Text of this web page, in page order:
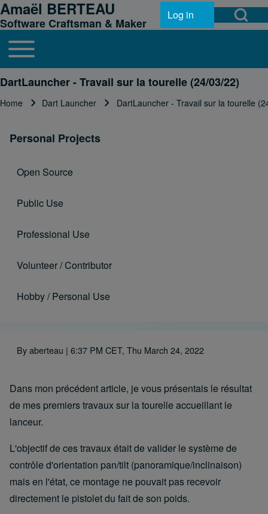
Skip to header
Skip to main navigation
Skip to main content
Skip to footer
Search
Open Search
User account menu
Log in
Amaël BERTEAU
Software Craftsman & Maker
Main navigation
Toggle main menu
DartLauncher - Travail sur la tourelle (24/03/22)
Home Dart Launcher DartLauncher - Travail sur la tourelle
Personal Projects
Open Source
Public Use
Professional Use
Volunteer / Contributor
Hobby / Personal Use
Byaberteau | 6:37 PM CET, Thu March 24, 2022
Dans mon précédent article, je vous présentais le résultat
de mes premiers travaux sur la tourelle accueillant le
lanceur.
L'objectif de ces travaux était de valider le système de
contrôle d'orientation pan/tilt (panoramique/inclinaison)
mais en l'état, ce montage ne pouvait pas recevoir
directement le pistolet du fait de son poids.